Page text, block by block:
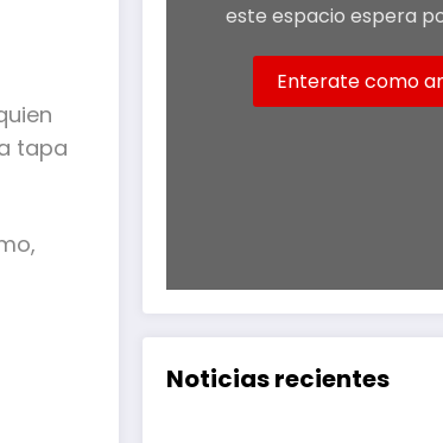
tapa
este espacio espera
Enterate como
Noticias recientes